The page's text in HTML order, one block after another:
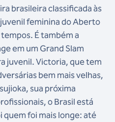
brasileira classificada às
feminina do Aberto
É também a
em um Grand Slam
juvenil. Victoria, que tem
bem mais velhas,
sua próxima
o Brasil está
quem foi mais longe: até